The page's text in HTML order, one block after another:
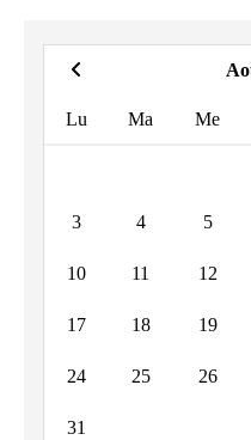
Lu Ma Me
3 4 5
10 11 12
17 18 19
24 25 26
31